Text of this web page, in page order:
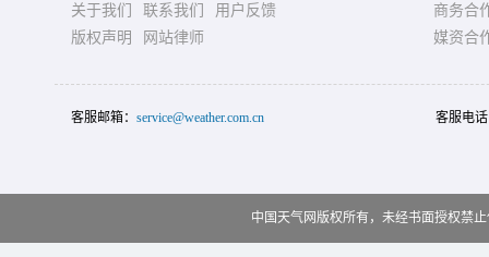
关于我们 联系我们
用户反馈
版权声明
网站律师
商务合
媒资合
客服邮箱： service@weather.com.cn 客服电
中国天气网版权所有，未经书面授权